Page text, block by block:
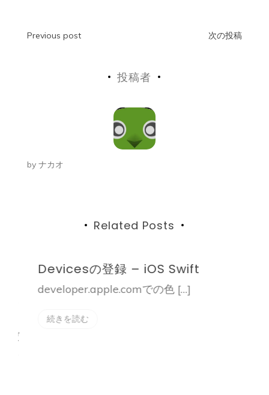
投
シ
Previous post 次の投稿
投稿者
by ナカオ
Related Posts
Devicesの登録 – iOS Swift
developer.apple.comでの色 […]
続きを読む